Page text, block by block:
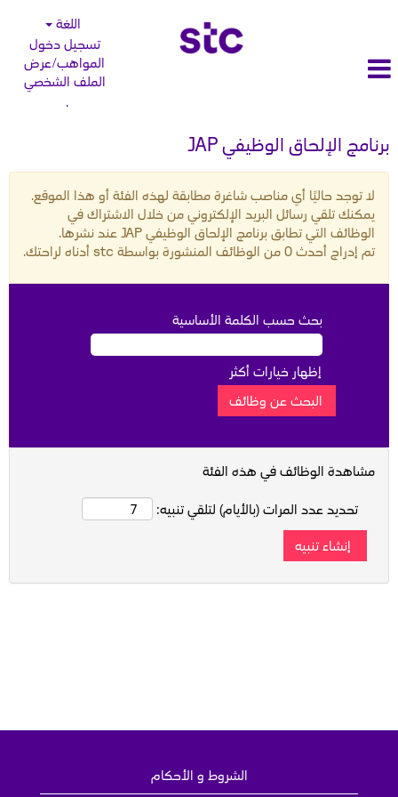
اللغة
تسجيل دخول
المواهب/عرض
الملف الشخصي
.
برنامج الإلحاق الوظيفي JAP
لا توجد حاليًا أي مناصب شاغرة مطابقة لهذه الفئة أو هذا الموقع.
يمكنك تلقي رسائل البريد الإلكتروني من خلال الاشتراك في
الوظائف التي تطابق برنامج الإلحاق الوظيفي JAP عند نشرها.
تم إدراج أحدث 0 من الوظائف المنشورة بواسطة stc أدناه لراحتك.
بحث حسب الكلمة الأساسية
إظهار خيارات أكثر
مشاهدة الوظائف في هذه الفئة
تحديد عدد المرات (بالأيام) لتلقي تنبيه:
الشروط و الأحكام